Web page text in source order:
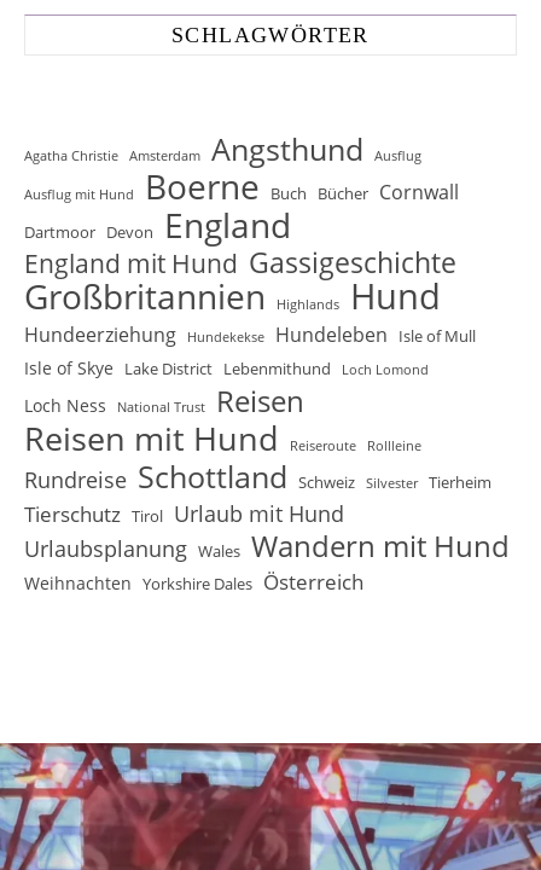
SCHLAGWÖRTER
Agatha Christie Amsterdam Angsthund Ausflug
Ausflug mit Hund Boerne Buch Bücher Cornwall
Dartmoor Devon England
England mit Hund Gassigeschichte
Großbritannien Highlands Hund
Hundeerziehung Hundekekse Hundeleben Isle of Mull
Isle of Skye Lake District Lebenmithund Loch Lomond
Loch Ness National Trust Reisen
Reisen mit Hund Reiseroute Rollleine
Rundreise Schottland Schweiz Silvester Tierheim
Tierschutz Tirol Urlaub mit Hund
Urlaubsplanung Wales Wandern mit Hund
Weihnachten Yorkshire Dales Österreich